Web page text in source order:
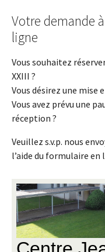
Votre demande
ligne
Vous souhaitez
XXIII ?
Vous désirez une mise
Vous avez prévu une
réception ?
Veuillez s.v.p. nous
l’aide du formulaire en